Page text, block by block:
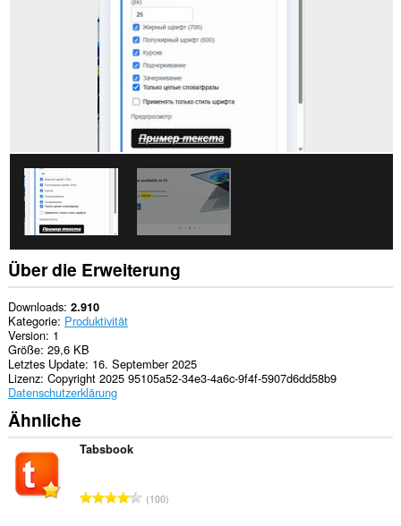
Browseraktivitäten
Über die Erweiterung
Downloads 2.910
Kategorie Produktivität
Version 1
Größe 29,6 KB
Letztes Update 16. September 2025
Lizenz Copyright 2025 95105a52-34e3-4a6c-9f4f-5907d6dd58b9
Datenschutzerklärung
Ähnliche
Tabsbook
G100